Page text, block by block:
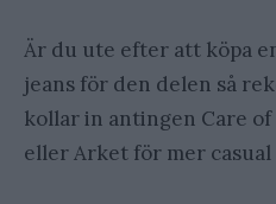
Är du ute efter att köpa
jeans för den delen så
kollar in antingen Care
eller Arket för mer casual